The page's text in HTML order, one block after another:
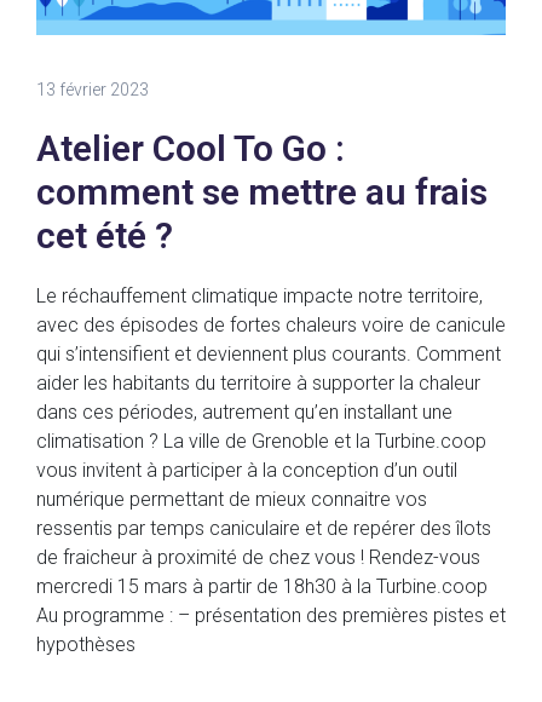
13 février 2023
Atelier Cool To Go :
comment se mettre au frais
cet été ?
Le réchauffement climatique impacte notre territoire,
avec des épisodes de fortes chaleurs voire de canicule
qui s’intensifient et deviennent plus courants. Comment
aider les habitants du territoire à supporter la chaleur
dans ces périodes, autrement qu’en installant une
climatisation ? La ville de Grenoble et la Turbine.coop
vous invitent à participer à la conception d’un outil
numérique permettant de mieux connaitre vos
ressentis par temps caniculaire et de repérer des îlots
de fraicheur à proximité de chez vous ! Rendez-vous
mercredi 15 mars à partir de 18h30 à la Turbine.coop
Au programme : – présentation des premières pistes et
hypothèses